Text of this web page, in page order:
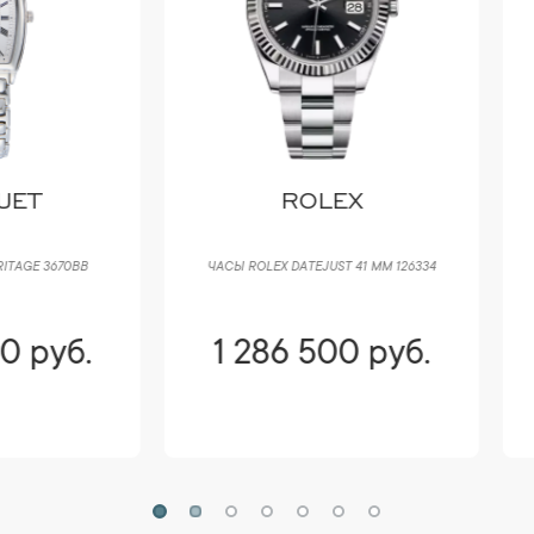
ROLEX DATEJUST 41 ММ 126334
500 руб.
HARRY WINSTON
ЧАСЫ HARRY WINSTON OCEAN LADY
1 286 500 руб.